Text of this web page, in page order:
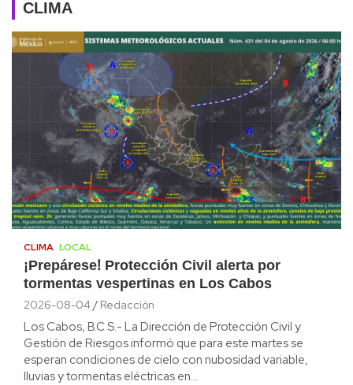
CLIMA
CLIMA LOCAL
¡Prepárese! Protección Civil alerta por
tormentas vespertinas en Los Cabos
2026-08-04 Redacción
Los Cabos, B.C.S.- La Dirección de Protección Civil y
Gestión de Riesgos informó que para este martes se
esperan condiciones de cielo con nubosidad variable,
lluvias y tormentas eléctricas en…